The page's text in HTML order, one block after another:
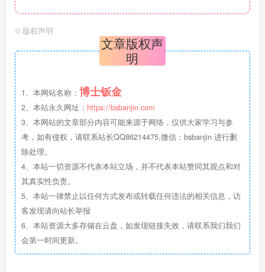
© 版权声明
文章版权声
明
1、本网站名称： 博士钣金
2、本站永久网址： https://bsbanjin.com
3、本网站的文章部分内容可能来源于网络，仅供大家学习与参
考，如有侵权，请联系站长QQ86214475,微信：bsbanjin 进行删
除处理。
4、本站一切资源不代表本站立场，并不代表本站赞同其观点和对
其真实性负责。
5、本站一律禁止以任何方式发布或转载任何违法的相关信息，访
客发现请向站长举报
6、本站资源大多存储在云盘，如发现链接失效，请联系我们我们
会第一时间更新。